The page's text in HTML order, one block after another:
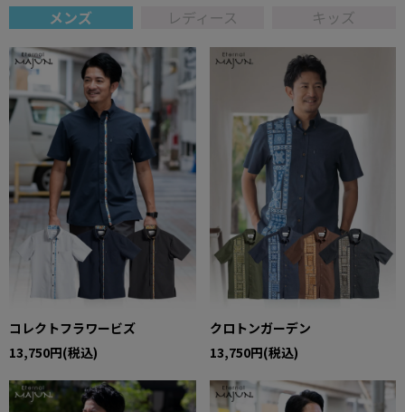
メンズ レディース キッズ
コレクトフラワービズ
13,750円(税込)
クロトンガーデン
13,750円(税込)